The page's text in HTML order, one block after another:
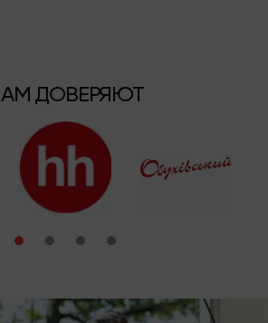
ДОВЕРЯЮТ